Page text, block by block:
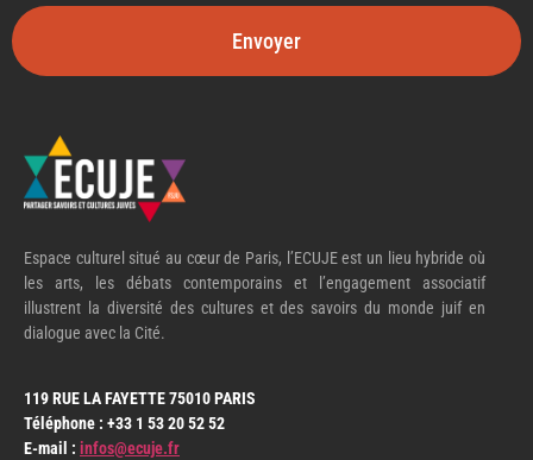
Envoyer
Espace culturel situé au cœur de Paris, l’ECUJE est un lieu hybride où
les arts, les débats contemporains et l’engagement associatif
illustrent la diversité des cultures et des savoirs du monde juif en
dialogue avec la Cité.
119 RUE LA FAYETTE 75010 PARIS
Téléphone : +33 1 53 20 52 52
E-mail : infos@ecuje.fr